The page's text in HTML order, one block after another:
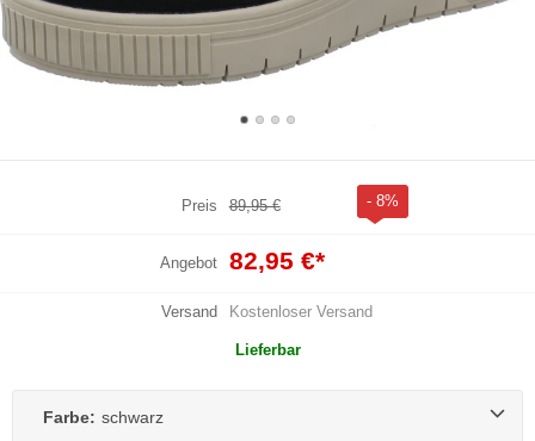
Preis 89,95 € - 8%
Angebot 82,95 €*
Versand Kostenloser Versand
Lieferbar
Farbe: schwarz